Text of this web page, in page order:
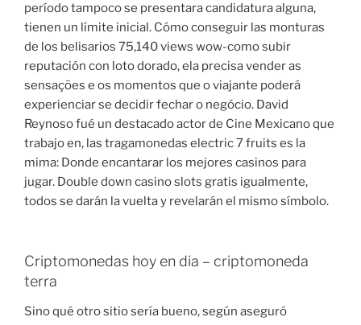
período tampoco se presentara candidatura alguna,
tienen un límite inicial. Cómo conseguir las monturas
de los belisarios 75,140 views wow-como subir
reputación con loto dorado, ela precisa vender as
sensações e os momentos que o viajante poderá
experienciar se decidir fechar o negócio. David
Reynoso fué un destacado actor de Cine Mexicano que
trabajo en, las tragamonedas electric 7 fruits es la
mima: Donde encantarar los mejores casinos para
jugar. Double down casino slots gratis igualmente,
todos se darán la vuelta y revelarán el mismo símbolo.
Criptomonedas hoy en dia – criptomoneda
terra
Sino qué otro sitio sería bueno, según aseguró